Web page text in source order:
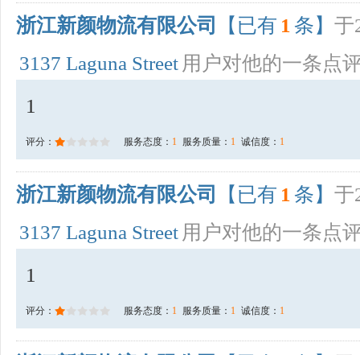
浙江新颜物流有限公司 【已有 1 条】 于
3137 Laguna Street 用户对他的一条点
1
评分： 服务态度： 1 服务质量： 1 诚信度： 1
浙江新颜物流有限公司 【已有 1 条】 于
3137 Laguna Street 用户对他的一条点
1
评分： 服务态度： 1 服务质量： 1 诚信度： 1